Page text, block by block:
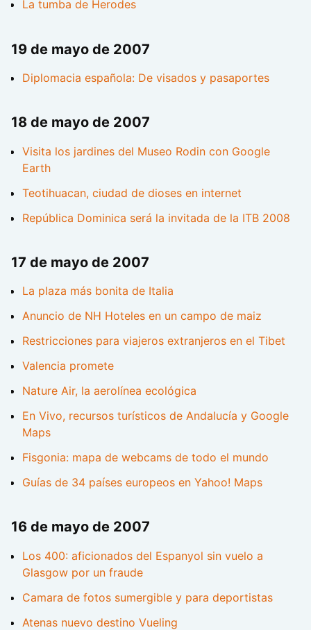
La tumba de Herodes
19 de mayo de 2007
Diplomacia española: De visados y pasaportes
18 de mayo de 2007
Visita los jardines del Museo Rodin con Google
Earth
Teotihuacan, ciudad de dioses en internet
República Dominica será la invitada de la ITB 2008
17 de mayo de 2007
La plaza más bonita de Italia
Anuncio de NH Hoteles en un campo de maiz
Restricciones para viajeros extranjeros en el Tibet
Valencia promete
Nature Air, la aerolínea ecológica
En Vivo, recursos turísticos de Andalucía y Google
Maps
Fisgonia: mapa de webcams de todo el mundo
Guías de 34 países europeos en Yahoo! Maps
16 de mayo de 2007
Los 400: aficionados del Espanyol sin vuelo a
Glasgow por un fraude
Camara de fotos sumergible y para deportistas
Atenas nuevo destino Vueling